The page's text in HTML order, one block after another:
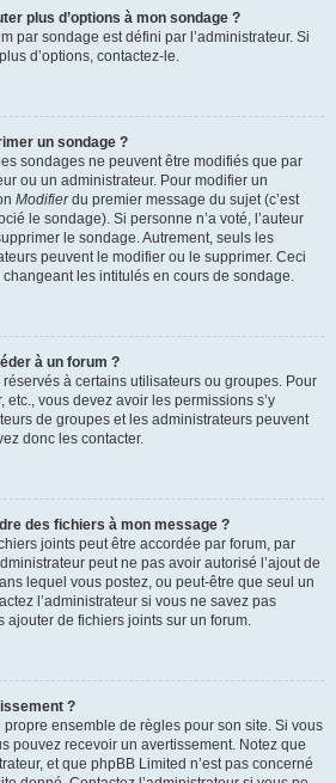
plus d’options à mon sondage ?
par sondage est défini par l’administrateur. Si
d’options, contactez-le.
un sondage ?
sondages ne peuvent être modifiés que par
ou un administrateur. Pour modifier un
Modifierdu premier message du sujet (c’est
le sondage). Si personne n’a voté, l’auteur
le sondage. Autrement, seuls les
peuvent le modifier ou le supprimer. Ceci
les intitulés en cours de sondage.
à un forum ?
à certains utilisateurs ou groupes. Pour
etc., vous devez avoir les permissions s’y
de groupes et les administrateurs peuvent
donc les contacter.
des fichiers à mon message ?
joints peut être accordée par forum, par
peut ne pas avoir autorisé l’ajout de
lequel vous postez, ou peut-être que seul un
l’administrateur si vous ne savez pas
ajouter de fichiers joints sur un forum.
?
ensemble de règles pour son site. Si vous
pouvez recevoir un avertissement. Notez que
et que phpBB Limited n’est pas concerné